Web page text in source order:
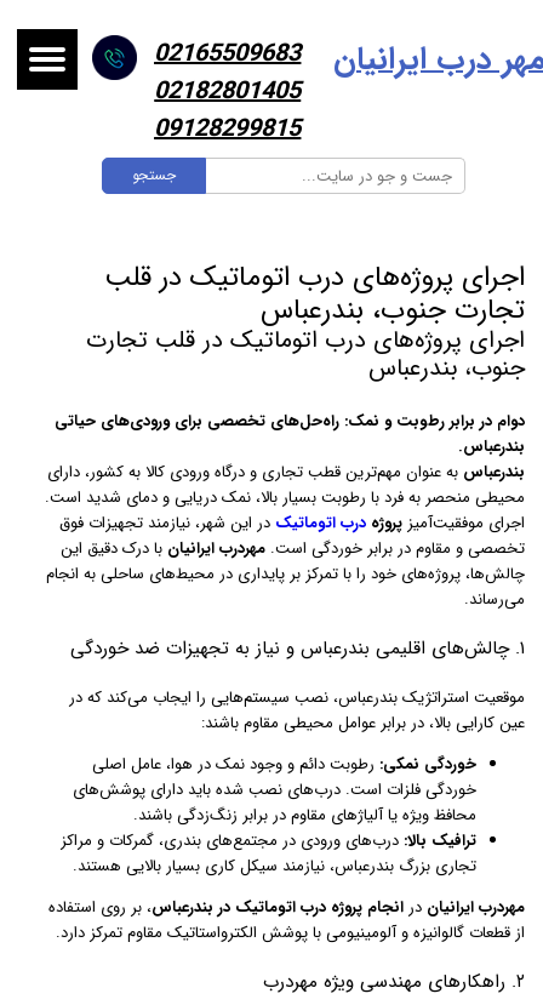
جستجو
درب ایرانیان
02165509683
02182801405
09128299815
اجرای پروژه‌های درب اتوماتیک در قلب
تجارت جنوب، بندرعباس
اجرای پروژه‌های درب اتوماتیک در قلب تجارت
جنوب، بندرعباس
دوام در برابر رطوبت و نمک: راه‌حل‌های تخصصی برای ورودی‌های حیاتی
بندرعباس.
بندرعباس به عنوان مهم‌ترین قطب تجاری و درگاه ورودی کالا به کشور، دارای
محیطی منحصر به فرد با رطوبت بسیار بالا، نمک دریایی و دمای شدید است.
اجرای موفقیت‌آمیزپروژه درب اتوماتیک در این شهر، نیازمند تجهیزات فوق
تخصصی و مقاوم در برابر خوردگی است. مهردرب ایرانیان با درک دقیق این
چالش‌ها، پروژه‌های خود را با تمرکز بر پایداری در محیط‌های ساحلی به انجام
می‌رساند.
۱. چالش‌های اقلیمی بندرعباس و نیاز به تجهیزات ضد خوردگی
موقعیت استراتژیک بندرعباس، نصب سیستم‌هایی را ایجاب می‌کند که در
عین کارایی بالا، در برابر عوامل محیطی مقاوم باشند:
خوردگی نمکی: رطوبت دائم و وجود نمک در هوا، عامل اصلی
خوردگی فلزات است. درب‌های نصب شده باید دارای پوشش‌های
محافظ ویژه یا آلیاژهای مقاوم در برابر زنگ‌زدگی باشند.
ترافیک بالا: درب‌های ورودی در مجتمع‌های بندری، گمرکات و مراکز
تجاری بزرگ بندرعباس، نیازمند سیکل کاری بسیار بالایی هستند.
مهردرب ایرانیان درانجام پروژه درب اتوماتیک در بندرعباس، بر روی استفاده
از قطعات گالوانیزه و آلومینیومی با پوشش الکترواستاتیک مقاوم تمرکز دارد.
۲. راهکارهای مهندسی ویژه مهردرب